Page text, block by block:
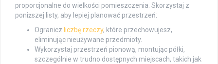
proporcjonalne do wielkości pomieszczenia. Skorzystaj z
poniższej listy, aby lepiej planować przestrzeń:
Ogranicz liczbę rzeczy, które przechowujesz,
eliminując nieużywane przedmioty.
Wykorzystaj przestrzeń pionową, montując półki,
szczególnie w trudno dostępnych miejscach, takich jak